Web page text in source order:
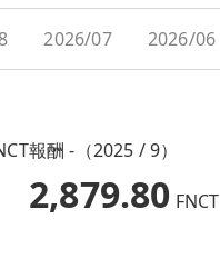
2026/07 2026/06
報酬 -（2025 / 9）
2,879.80 FNCT